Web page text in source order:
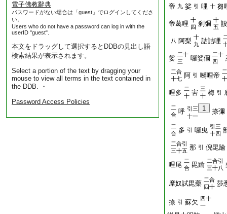
電子佛教辭典
パスワードがない場合は「guest」でログインしてくださ
い。
Users who do not have a password can log in with the
userID "guest".
本文をドラッグして選択するとDDBの見出し語
検索結果が表示されます。
Select a portion of the text by dragging your
mouse to view all terms in the text contained in
the DDB. ・
Password Access Policies
帝 九 娑 引 哩 十 芻
帝葛哩 十
四 刹彌 十
五
八 阿梨 十
九 詰詰哩
娑 二十
三
囉娑儞 二十
四
二合
十七 阿 引 嚩哩帝
哩多 二
十 害 三
十 梅 引
二
合 呼 引三 1
十一
捺彌
二
合 多 引 囉曳 引三
十四
二合引
三十五 那 引 倪毘踰
哩尾 二
合 毘踰 二合引
三十八
摩奴試毘藥 二合
四十 莎
捺 引 蘇欠 四十
一